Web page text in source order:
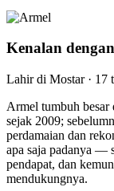
Kenalan
Lahir di Mostar · 17
Armel tumbuh besar
sejak 2009;
perdamaian dan
apa saja padanya —
pendapat, dan
mendukungnya.